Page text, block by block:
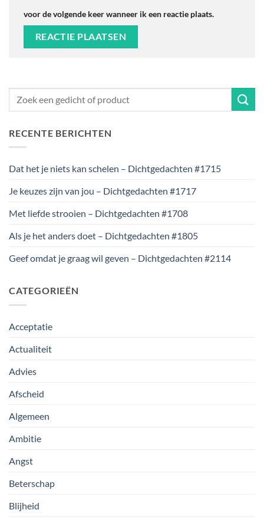
voor de volgende keer wanneer ik een reactie plaats.
RECENTE BERICHTEN
Dat het je niets kan schelen – Dichtgedachten #1715
Je keuzes zijn van jou – Dichtgedachten #1717
Met liefde strooien – Dichtgedachten #1708
Als je het anders doet – Dichtgedachten #1805
Geef omdat je graag wil geven – Dichtgedachten #2114
CATEGORIEËN
Acceptatie
Actualiteit
Advies
Afscheid
Algemeen
Ambitie
Angst
Beterschap
Blijheid